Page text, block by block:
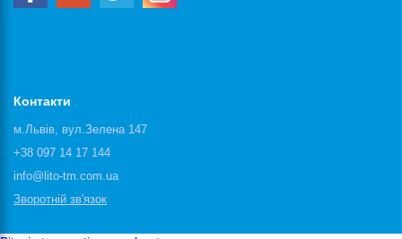
Контакти
м.Львів, вул.Зелена 147
+38 097 14 17 144
info@lito-tm.com.ua
Зворотній зв'язок